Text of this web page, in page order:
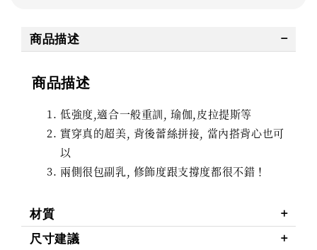
商品描述
商品描述
低強度,適合一般重訓, 瑜伽,皮拉提斯等
實穿真的超美, 背後蕾絲拼接, 當內搭背心也可
以
兩側很包副乳, 修飾度跟支撐度都很不錯！
材質
尺寸建議